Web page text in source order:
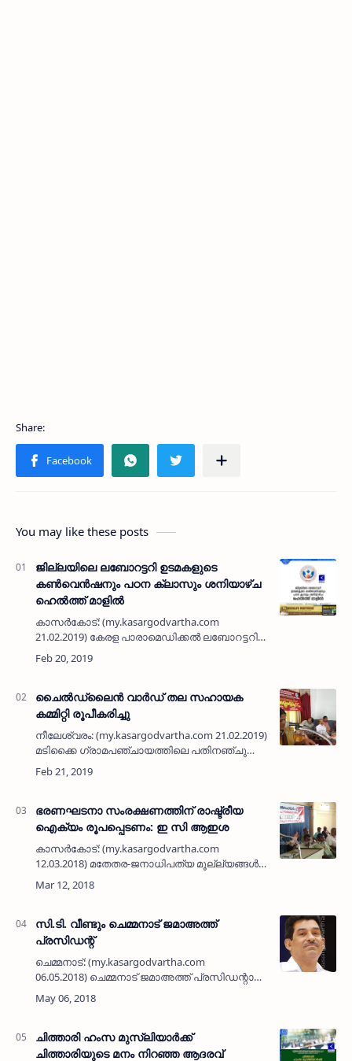
You may like these posts
ജില്ലയിലെ ലബോറട്ടറി ഉടമകളുടെ
കണ്‍വെന്‍ഷനും പഠന ക്ലാസും ശനിയാഴ്ച
ഹെല്‍ത്ത് മാളില്‍
കാസര്‍കോട്: (my.kasargodvartha.com
21.02.2019) കേരള പാരാമെഡിക്കല്‍ ലബോറട്ടറി
ഓണേഴ്‌സ് ഫെഡറേഷന്‍ (കെ പി എല്‍ ഒ ഫ്)
കാസര്‍കോട് ജില്ലാ കണ്‍വെന്‍ഷനും
ചൈല്‍ഡ്‌ലൈന്‍ വാര്‍ഡ് തല സഹായക
കമ്മിറ്റി രൂപീകരിച്ചു
നീലേശ്വരം: (my.kasargodvartha.com 21.02.2019)
മടിക്കൈ ഗ്രാമപഞ്ചായത്തിലെ പതിനഞ്ചു
വാര്‍ഡുകളിലും ചൈല്‍ഡ്‌ലൈന്‍ സഹായക
കമ്മിറ്റി രൂപീകരിച്ചു. ഗ്രാമപഞ്ചായത്ത്
ഭരണഘടനാ സംരക്ഷണത്തിന് രാഷ്ട്രീയ
ഐക്യം രൂപപ്പെടണം: ഇ സി ആഇശ
കാസര്‍കോട്: (my.kasargodvartha.com
12.03.2018) മതേതര-ജനാധിപത്യ മൂല്ല്യങ്ങള്‍
ഉയര്‍ത്തിപ്പിടിക്കുന്ന രാജ്യത്തിന്റെ ഭരണഘടനാ
തത്വങ്ങള്‍ സംരക്ഷിക്കപ്പെടുന്നതിന് വേണ്ടി
സി.ടി. വീണ്ടും ചെമ്മനാട് ജമാഅത്ത്
പ്രസിഡന്റ്
ചെമ്മനാട്: (my.kasargodvartha.com
06.05.2018) ചെമ്മനാട് ജമാഅത്ത് പ്രസിഡന്റായി
വീണ്ടും തെരഞ്ഞെടുക്കപ്പെട്ട സി.ടി. അഹമ്മദലി
ചുമതലയേറ്റു. 35 വര്‍ഷങ്ങള്‍ക്ക് മുമ്പ് 1982ലാണ്…
ചിത്താരി ഹംസ മുസ്‌ലിയാര്‍ക്ക്
ചിത്താരിയുടെ മനം നിറഞ്ഞ ആദരവ്